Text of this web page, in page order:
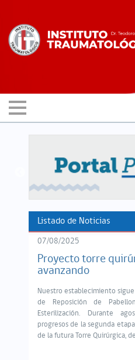
Listado de Noticias
07/08/2025
Proyecto torre
avanzando
Nuestro establecimiento
de Reposición de
Esterilización. Durante
progresos de la segunda
de la futura Torre Quirúrgica,